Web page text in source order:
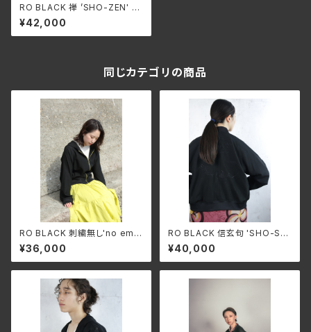
RO BLACK 禅 ’SHO-ZEN' si
ngle short blouson(ragran
sleeve)
¥42,000
同じカテゴリの商品
RO BLACK 刺繍無し'no emb
roidery'(hooded or rib)sin
gle short blouson(ragran s
leeve)
¥36,000
RO BLACK 信玄句 'SHO-SHI
NGEN' single short blouso
n(ragran sleeve)
¥40,000